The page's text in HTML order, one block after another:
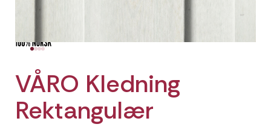
VÅRO Kledning
Rektangulær